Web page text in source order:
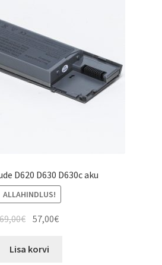
D620 D630 D630c aku
ALLAHINDLUS!
€ Algne
oli:
57,00€Current
Lisa korvi